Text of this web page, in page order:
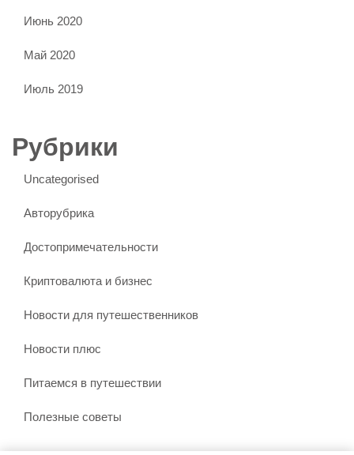
Июнь 2020
Май 2020
Июль 2019
Рубрики
Uncategorised
Авторубрика
Достопримечательности
Криптовалюта и бизнес
Новости для путешественников
Новости плюс
Питаемся в путешествии
Полезные советы